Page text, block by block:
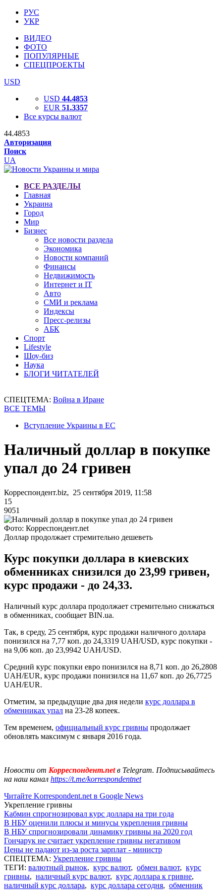
РУС
УКР
ВИДЕО
ФОТО
ПОПУЛЯРНЫЕ
СПЕЦПРОЕКТЫ
USD
USD 44.4853
EUR 51.3357
Все курсы валют
44.4853
Авторизация
Поиск
UA
ВСЕ РАЗДЕЛЫ
Главная
Украина
Город
Мир
Бизнес
Все новости раздела
Экономика
Новости компаний
Финансы
Недвижимость
Интернет и IT
Авто
СМИ и реклама
Индексы
Пресс-релизы
АБК
Спорт
Lifestyle
Шоу-биз
Наука
БЛОГИ ЧИТАТЕЛЕЙ
СПЕЦТЕМА: Война в Иране
ВСЕ ТЕМЫ
Вступление Украины в ЕС
Наличный доллар в покупке
упал до 24 гривен
Корреспондент.biz, 25 сентября 2019, 11:58
15
9051
Фото: Корреспондент.net
Доллар продолжает стремительно дешеветь
Курс покупки доллара в киевских
обменниках снизился до 23,99 гривен,
курс продажи - до 24,33.
Наличный курс доллара продолжает стремительно снижаться
в обменниках, сообщает BIN.ua.
Так, в среду, 25 сентября, курс продажи наличного доллара
понизился на 7,77 коп. до 24,3319 UAH/USD, курс покупки -
на 9,06 коп. до 23,9942 UAH/USD.
Средний курс покупки евро понизился на 8,71 коп. до 26,2808
UAH/EUR, курс продажи понизился на 11,67 коп. до 26,7725
UAH/EUR.
Отметим, за предыдущие два дня недели курс доллара в
обменниках упал на 23-28 копеек.
Тем временем, официальный курс гривны продолжает
обновлять максимум с января 2016 года.
Новости от Корреспондент.netв Telegram. Подписывайтесь
на наш канал https://t.me/korrespondentnet
Читайте Korrespondent.net в Google News
Укрепление гривны
Кабмин спрогнозировал курс доллара на три года
В НБУ оценили плюсы и минусы укрепления гривны
В НБУ спрогнозировали динамику гривны на 2020 год
Гончарук не считает укрепление гривны негативом
Цены не падают из-за роста зарплат - министр
СПЕЦТЕМА: Укрепление гривны
ТЕГИ: валютный рынок, курс валют, обмен валют, курс
гривны, наличный курс валют, курс доллара к гривне,
наличный курс доллара, курс доллара сегодня, обменник